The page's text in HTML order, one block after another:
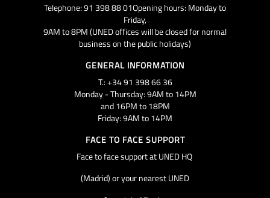
Telephone: 91 398 88 01Opening hours: Monday to
Friday,
9AM to 8PM (UNED offices will be closed for normal
business on the public holidays)
GENERAL INFORMATION
T.: +34 91 398 66 36
Monday - Thursday: 9AM to 14PM
and 16PM to 18PM
Friday: 9AM to 14PM
FACE TO FACE SUPPORT
Face to face support at UNED HQ
(Madrid) or your nearest UNED